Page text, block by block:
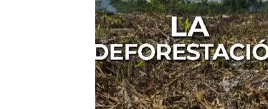
¿Qué son y cómo se
Compartir
‘Todo es mentira’